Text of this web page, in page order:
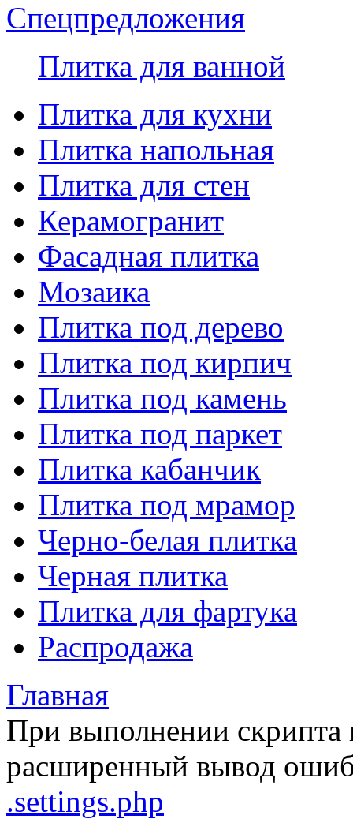
Спецпредложения
Плитка для ванной
Плитка для кухни
Плитка напольная
Плитка для стен
Керамогранит
Фасадная плитка
Мозаика
Плитка под дерево
Плитка под кирпич
Плитка под камень
Плитка под паркет
Плитка кабанчик
Плитка под мрамор
Черно-белая плитка
Черная плитка
Плитка для фартука
Распродажа
Главная
При выполнении
расширенный вывод
.settings.php